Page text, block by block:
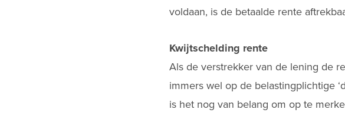
voldaan, is de betaalde rente
Kwijtschelding rente
Als de verstrekker van de lening de
immers wel op de belastingplichtige
is het nog van belang om op te